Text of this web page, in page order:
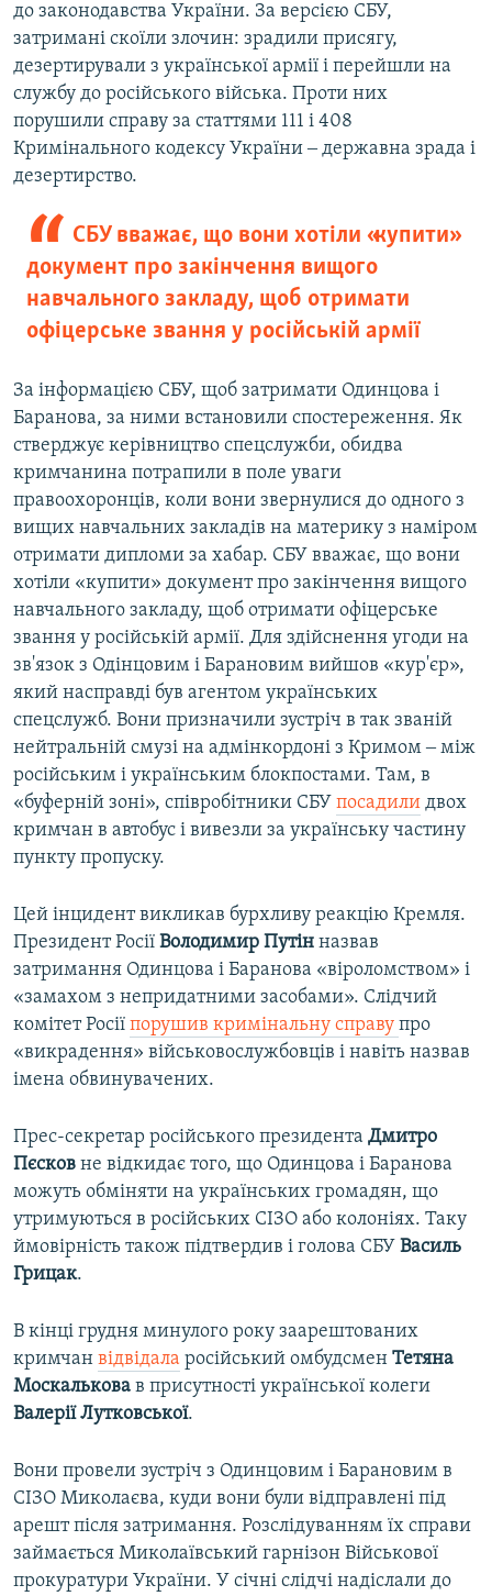
до законодавства України. За версією СБУ,
затримані скоїли злочин: зрадили присягу,
дезертирували з української армії і перейшли на
службу до російського війська. Проти них
порушили справу за статтями 111 і 408
Кримінального кодексу України ‒ державна зрада і
дезертирство.
СБУ вважає, що вони хотіли «купити»
документ про закінчення вищого
навчального закладу, щоб отримати
офіцерське звання у російській армії
За інформацією СБУ, щоб затримати Одинцова і
Баранова, за ними встановили спостереження. Як
стверджує керівництво спецслужби, обидва
кримчанина потрапили в поле уваги
правоохоронців, коли вони звернулися до одного з
вищих навчальних закладів на материку з наміром
отримати дипломи за хабар. СБУ вважає, що вони
хотіли «купити» документ про закінчення вищого
навчального закладу, щоб отримати офіцерське
звання у російській армії. Для здійснення угоди на
зв'язок з Одінцовим і Барановим вийшов «кур'єр»,
який насправді був агентом українських
спецслужб. Вони призначили зустріч в так званій
нейтральній смузі на адмінкордоні з Кримом ‒ між
російським і українським блокпостами. Там, в
«буферній зоні», співробітники СБУ посадили двох
кримчан в автобус і вивезли за українську частину
пункту пропуску.
Цей інцидент викликав бурхливу реакцію Кремля.
Президент Росії Володимир Путін назвав
затримання Одинцова і Баранова «віроломством» і
«замахом з непридатними засобами». Слідчий
комітет Росії порушив кримінальну справу про
«викрадення» військовослужбовців і навіть назвав
імена обвинувачених.
Прес-секретар російського президента Дмитро
Пєсков не відкидає того, що Одинцова і Баранова
можуть обміняти на українських громадян, що
утримуються в російських СІЗО або колоніях. Таку
ймовірність також підтвердив і голова СБУ Василь
Грицак.
В кінці грудня минулого року заарештованих
кримчан відвідала російський омбудсмен Тетяна
Москалькова в присутності української колеги
Валерії Лутковської.
Вони провели зустріч з Одинцовим і Барановим в
СІЗО Миколаєва, куди вони були відправлені під
арешт після затримання. Розслідуванням їх справи
займається Миколаївський гарнізон Військової
прокуратури України. У січні слідчі надіслали до